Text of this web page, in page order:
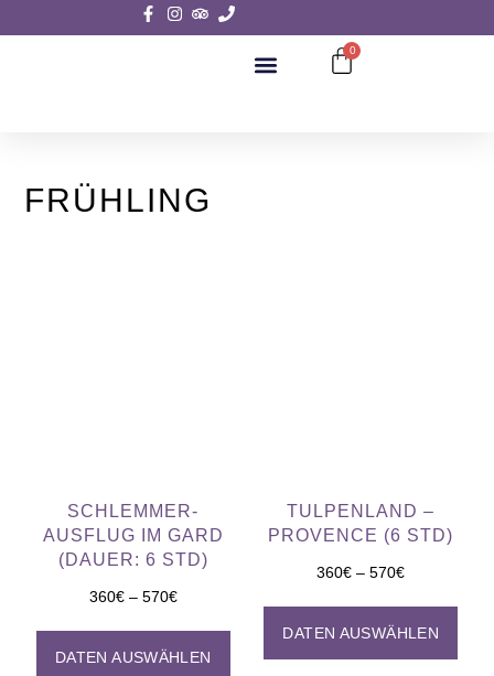
0
FRÜHLING
SCHLEMMER-
AUSFLUG IM GARD
(DAUER: 6 STD)
360€ – 570€
DATEN AUSWÄHLEN
TULPENLAND –
PROVENCE (6 STD)
360€ –570€
DATEN AUSWÄHLEN